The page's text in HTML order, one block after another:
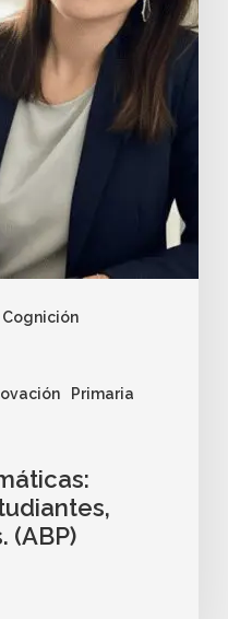
Cognición
Primaria
(ABP)